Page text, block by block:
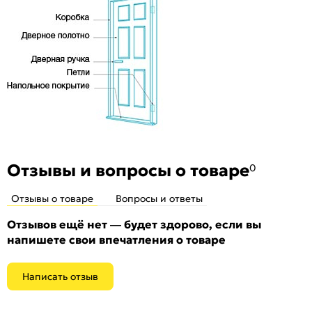
Врезная магнитная защелка Border (черная)
Особенности
Двери с алюминиевой кромкой укомплектованы
механизмом магнитной защелки (цвет: Черный) для легкого
и практически бесшумного закрывания
Отзывы и вопросы о товаре0
Отзывы о товаре Вопросы и ответы
Отзывов ещё нет — будет здорово, если вы
напишете свои впечатления о товаре
Написать отзыв